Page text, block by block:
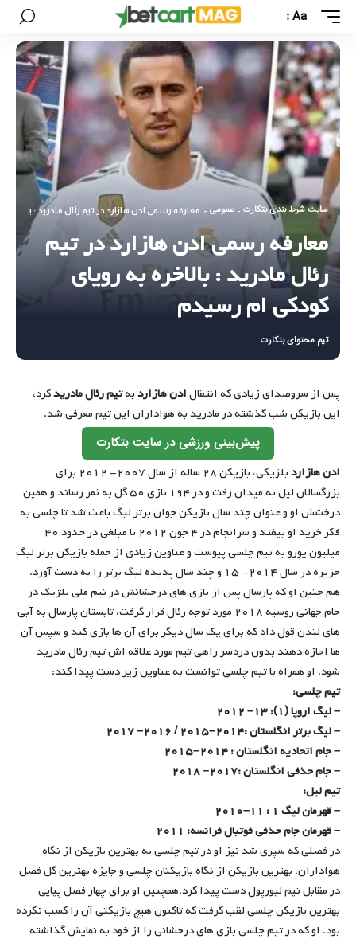
Aa
سایت شرط بندی بتکارت - عمومی - معارفه رسمی ادن هازارد در تیم رئال مادرید :
معارفه رسمی ادن هازارد در تیم
رئال مادرید : بالاخره به رویای
کودکی ام رسیدم
تیم محتوای بتکارت
پس از سروصدای زیادی که انتقالادن هازاردبهتیم رئال مادریدکرد،
این بازیکن شب گذشته در مادرید به هواداران این تیم معرفی شد.
پیش‌بینی ورزشی در سایت بتکارت
ادن هازارد
بلژیکی، بازیکن ۲۸ ساله از سال ۲۰۰۷- ۲۰۱۲ برای
بزرگسالان لیل به میدان رفت و در ۱۹۴ بازی ۵۰ گل به ثمر رساند و همین
درخشش او و عنوان چند سال بازیکن جوان برتر لیگ باعث شد تا چلسی به
فکر خرید او بیفتد و سرانجام در ۴ جون ۲۰۱۲ با مبلغی در حدود ۴۰
میلیون یورو به تیم چلسی پیوست و عناوین زیادی از جمله بازیکن برتر لیگ
جزیره در سال ۲۰۱۴- ۱۵ و چند سال پدیده لیگ برتر را به دست آورد.
هم چنین او که پارسال پس از بازی های درخشانش در تیم ملی بلژیک در
جام جهانی روسیه ۲۰۱۸ مورد توجه رئال قرار گرفت، تابستان پارسال به آبی
های لندن قول داد که برای یک سال دیگر برای آن ها بازی کند و سپس آن
ها اجازه دهند بدون دردسر راهی تیم مورد علاقه اش تیم رئال مادرید
شود. او همراه با تیم چلسی توانست به عناوین زیر دست پیدا کند:
تیم چلسی:
– لیگ اروپا (۱): ۱۳– ۲۰۱۲
– لیگ برتر انگلستان :۲۰۱۴–۲۰۱۵ / ۲۰۱۶– ۲۰۱۷
– جام اتحادیه انگلستان : ۲۰۱۴–۲۰۱۵
– جام حذفی انگلستان :۲۰۱۷– ۲۰۱۸
تیم لیل:
– قهرمان لیگ ۱ : ۱۱–۲۰۱۰
– قهرمان جام حذفی فوتبال فرانسه: ۲۰۱۱
در فصلی که سپری شد نیز او در تیم چلسی به بهترین بازیکن از نگاه
هواداران، بهترین بازیکن از نگاه بازیکنان چلسی و جایزه بهترین گل فصل
در مقابل تیم لیورپول دست پیدا کرد.همچنین او برای چهار فصل پیاپی
بهترین بازیکن چلسی لقب گرفت که تاکنون هیچ بازیکنی آن را کسب نکرده
بود. او که در تیم چلسی بازی های درخشانی را از خود به نمایش گذاشته